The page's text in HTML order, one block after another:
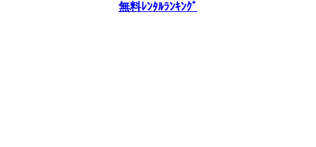
無料ﾚﾝﾀﾙﾗﾝｷﾝｸﾞ